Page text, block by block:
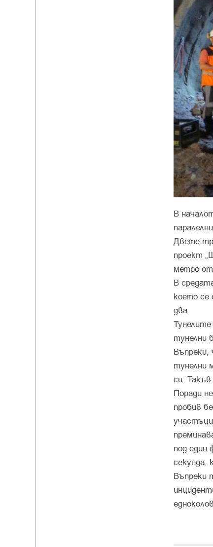
В
Двете
проект
метро
В
което се
два.
тунелни
Въпреки,
тунелни
си.
Поради
пробив
под един
секунда,
Въпреки